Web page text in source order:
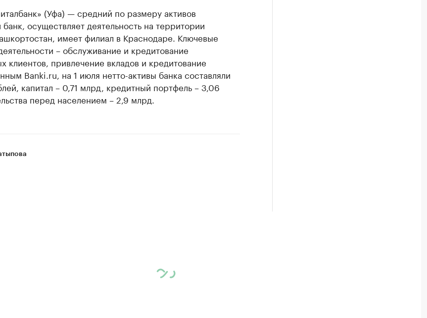
(Уфа) — средний по размеру активов
осуществляет деятельность на территории
имеет филиал в Краснодаре. Ключевые
– обслуживание и кредитование
клиентов, привлечение вкладов и кредитование
Banki.ru, на 1 июля нетто-активы банка составляли
капитал – 0,71 млрд, кредитный портфель – 3,06
перед населением – 2,9 млрд.